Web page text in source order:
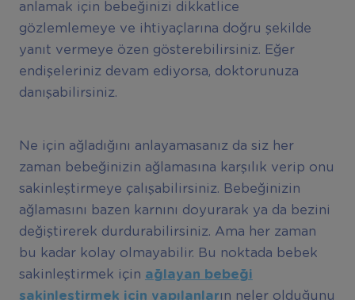
anlamak için bebeğinizi dikkatlice
gözlemlemeye ve ihtiyaçlarına doğru şekilde
yanıt vermeye özen gösterebilirsiniz. Eğer
endişeleriniz devam ediyorsa, doktorunuza
danışabilirsiniz.
Ne için ağladığını anlayamasanız da siz her
zaman bebeğinizin ağlamasına karşılık verip onu
sakinleştirmeye çalışabilirsiniz. Bebeğinizin
ağlamasını bazen karnını doyurarak ya da bezini
değiştirerek durdurabilirsiniz. Ama her zaman
bu kadar kolay olmayabilir. Bu noktada bebek
sakinleştirmek için ağlayan bebeği
sakinleştirmek için yapılanların neler olduğunu